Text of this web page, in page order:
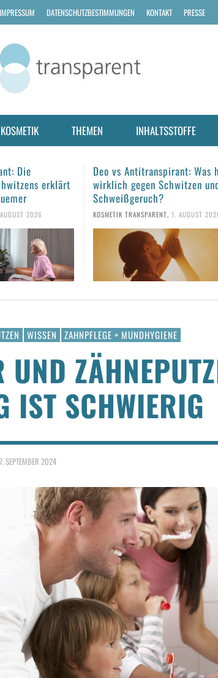
DATENSCHUTZBESTIMMUNGEN KONTAKT PRESSE
THEMEN INHALTSSTOFFE
Was hilft
und
2026
Haarpflege nach dem
Tipps für strapaziertes Haar
KOSMETIK TRANSPARENT
WISSEN ZAHNPFLEGE + MUNDHYGIENE
UND
IST SCHWIERIG
SEPTEMBER 2024